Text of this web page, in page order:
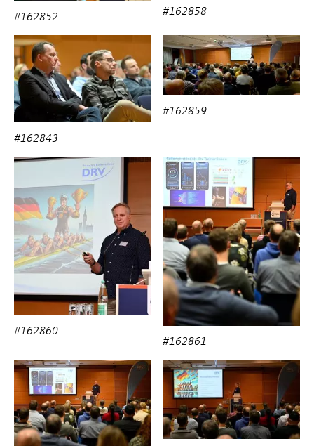
#162852 #162858
#162843
#162859
#162860
#162861